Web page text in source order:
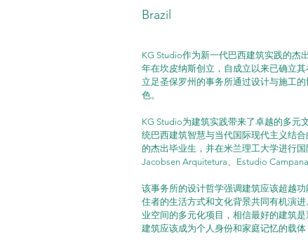
Brazil
KG Studio作为新一代巴西建筑实践的杰
年在坎皮纳斯创立，自成立以来已确立
立足圣保罗州的事务所通过设计与施工
色。
KG Studio为建筑实践带来了卓越的多元
统巴西建筑智慧与当代国际现代主义结
的杰出毕业生，并在米兰理工大学进行国
Jacobsen Arquitetura、Estudio
该事务所的设计哲学强调建筑应该超越
住者的生活方式和文化背景共同有机演
业空间的多元化项目，相信最好的建筑
建筑应该成为个人身份和家庭记忆的载